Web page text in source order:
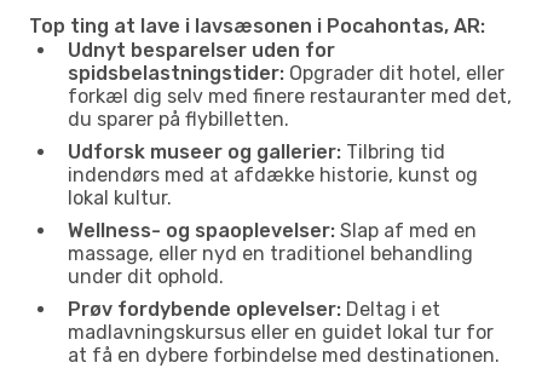
Top ting at lave i lavsæsonen i Pocahontas, AR:
Udnyt besparelser uden for
spidsbelastningstider: Opgrader dit hotel, eller
forkæl dig selv med finere restauranter med det,
du sparer på flybilletten.
Udforsk museer og gallerier: Tilbring tid
indendørs med at afdække historie, kunst og
lokal kultur.
Wellness- og spaoplevelser: Slap af med en
massage, eller nyd en traditionel behandling
under dit ophold.
Prøv fordybende oplevelser: Deltag i et
madlavningskursus eller en guidet lokal tur for
at få en dybere forbindelse med destinationen.